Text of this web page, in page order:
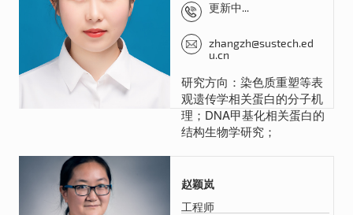
更新中...
zhangzh@sustech.ed
u.cn
研究方向：染色质重塑等表
观遗传学相关蛋白的分子机
理；DNA甲基化相关蛋白的
结构生物学研究；
赵颖岚
工程师